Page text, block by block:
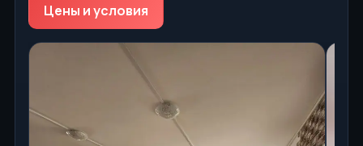
Цены и условия